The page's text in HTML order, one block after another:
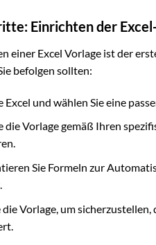
Einrichten der
einer Excel Vorlage ist der
befolgen sollten:
Excel und wählen Sie eine
die Vorlage gemäß Ihren
Sie Formeln zur
die Vorlage, um